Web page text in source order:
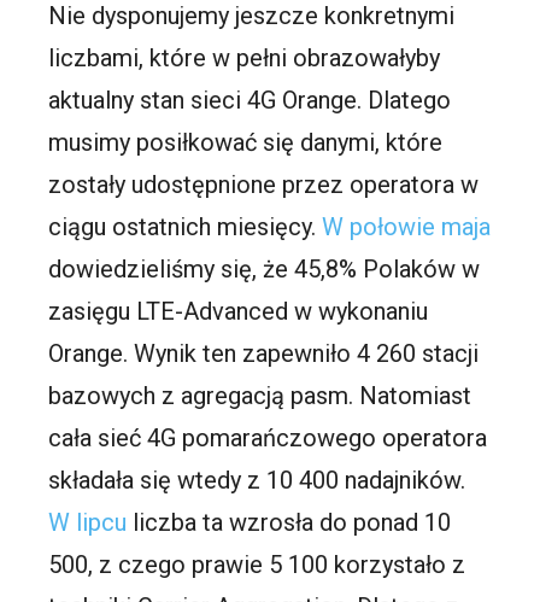
Nie dysponujemy jeszcze konkretnymi
liczbami, które w pełni obrazowałyby
aktualny stan sieci 4G Orange. Dlatego
musimy posiłkować się danymi, które
zostały udostępnione przez operatora w
ciągu ostatnich miesięcy.W połowie maja
dowiedzieliśmy się, że 45,8% Polaków w
zasięgu LTE-Advanced w wykonaniu
Orange. Wynik ten zapewniło 4 260 stacji
bazowych z agregacją pasm. Natomiast
cała sieć 4G pomarańczowego operatora
składała się wtedy z 10 400 nadajników.
W lipcu liczba ta wzrosła do ponad 10
500, z czego prawie 5 100 korzystało z